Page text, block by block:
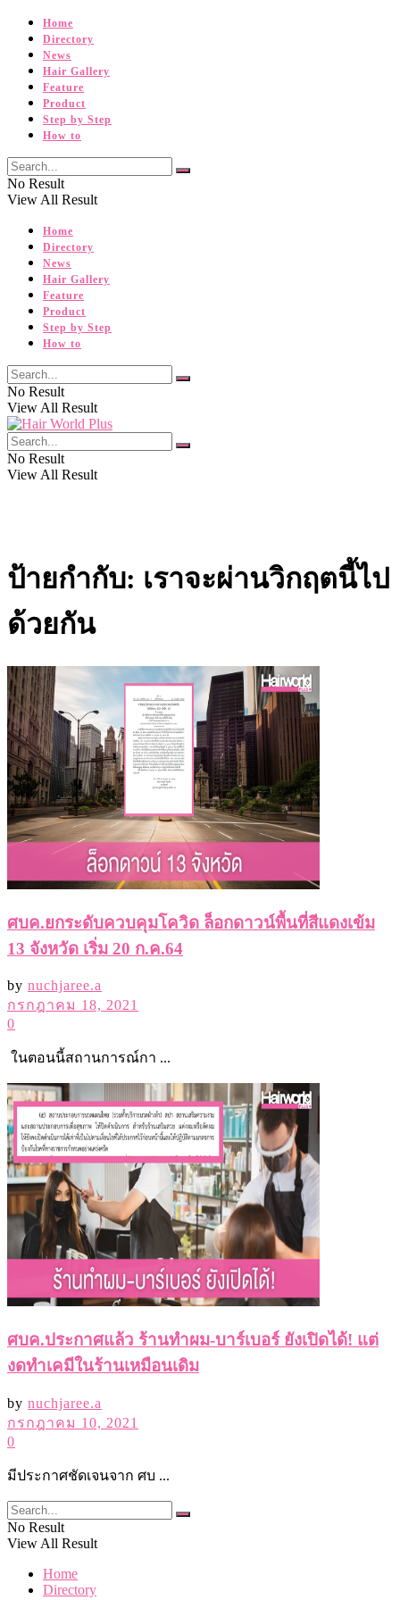
Home
Directory
News
Hair Gallery
Feature
Product
Step by Step
How to
No Result
View All Result
Home
Directory
News
Hair Gallery
Feature
Product
Step by Step
How to
No Result
View All Result
No Result
View All Result
ป้ายกำกับ: เราจะผ่านวิกฤตนี้ไป
ด้วยกัน
ศบค.ยกระดับควบคุมโควิด ล็อกดาวน์พื้นที่สีแดงเข้ม
13 จังหวัด เริ่ม 20 ก.ค.64
by nuchjaree.a
กรกฎาคม 18, 2021
0
ในตอนนี้สถานการณ์กา ...
ศบค.ประกาศแล้ว ร้านทำผม-บาร์เบอร์ ยังเปิดได้! แต่
งดทำเคมีในร้านเหมือนเดิม
by nuchjaree.a
กรกฎาคม 10, 2021
0
มีประกาศชัดเจนจาก ศบ ...
No Result
View All Result
Home
Directory